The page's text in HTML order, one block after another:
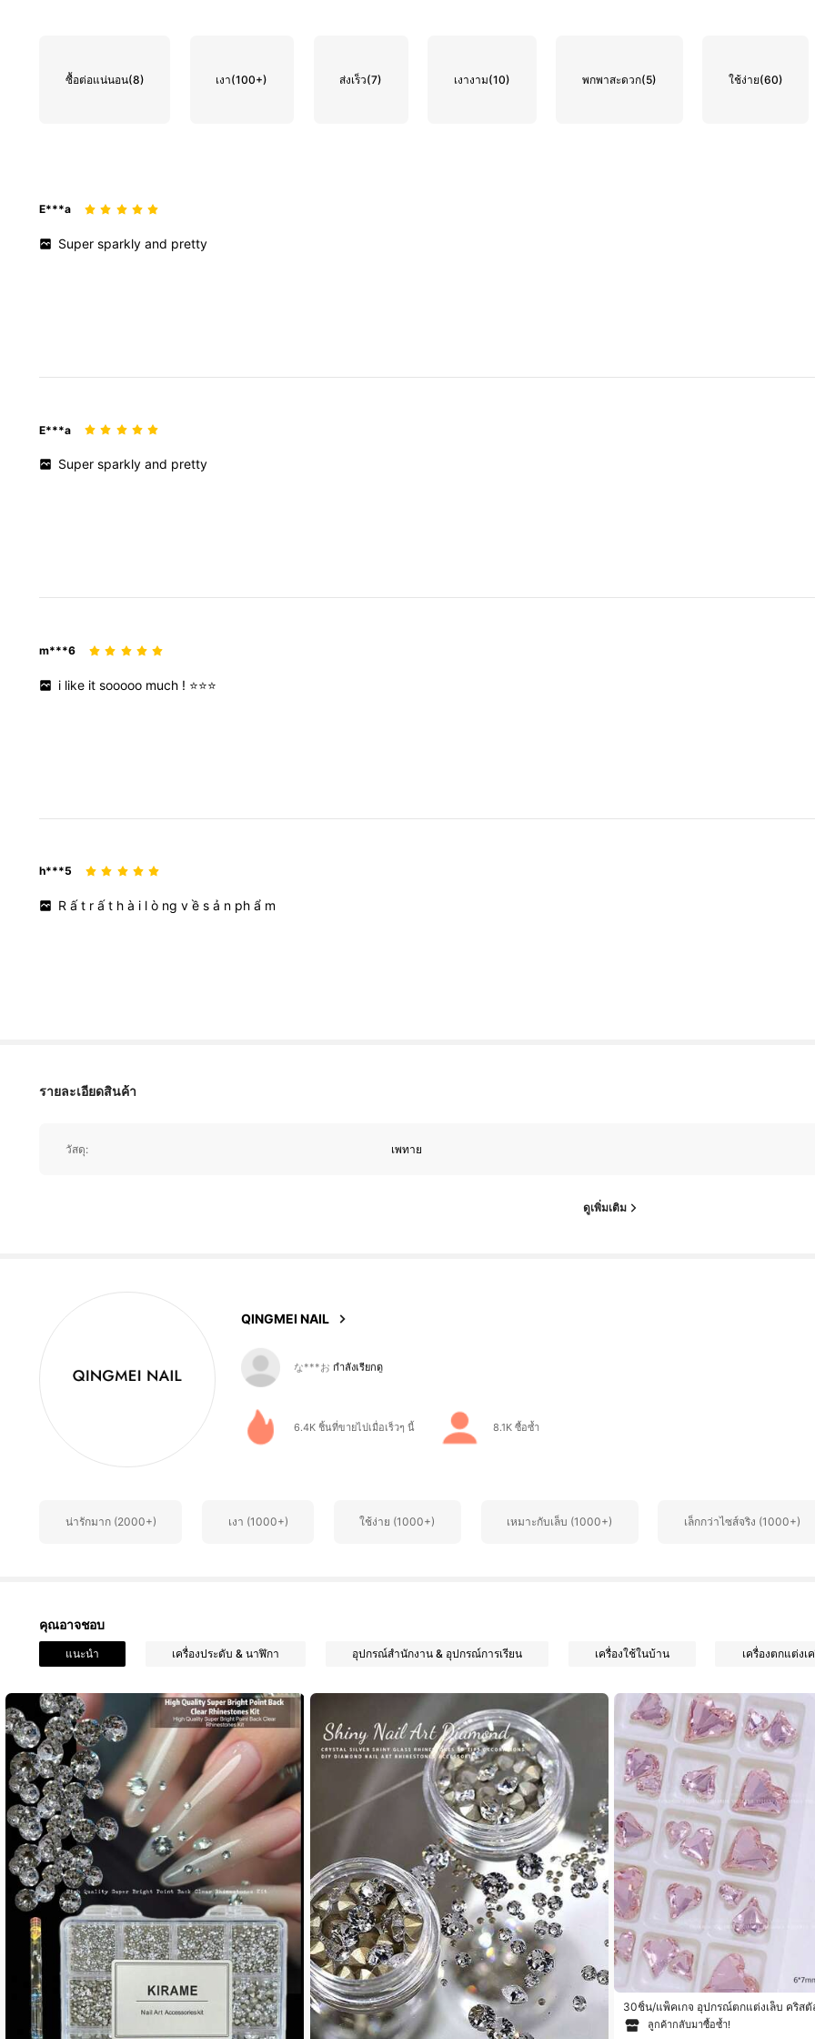
ซื้อต่อแน่นอน(8) เงา(100+) ส่งเร็ว(7) เงางาม(10) พกพาสะดวก(5) ใช้ง่าย(60)
E***a
Supersparklyand pretty
E***a
Supersparklyand pretty
m***6
i like itsooooo much ! ⭐️⭐️⭐️
h***5
Rất rất hà i lò ngvềsả n phẩ m
รายละเอียดสินค้า
วัสดุ: เพทาย
ดูเพิ่มเติม
QINGMEI NAIL
4.93
4.93
1.8K ผู้ติดตาม
4.93
1.8K ผู้ติดตาม
4.93
1.8K ผู้ติดตาม
6.4K ชิ้นที่ขายไปเมื่อเร็วๆ นี้ 8.1K ซื้อซ้ำ
น่ารักมาก (2000+) เงา (1000+) ใช้ง่าย (1000+) เหมาะกับเล็บ (1000+) เล็กกว่าไซส์จริง (1000+)
คุณอาจชอบ
แนะนำ เครื่องประดับ & นาฬิกา อุปกรณ์สำนักงาน & อุปกรณ์การเรียน เครื่องใช้ในบ้าน เครื่องตกแต่งเ
30ชิ้น/แพ็คเกจ อุปกรณ์ตกแต่งเล็บ คริสตั
9 รูปหัวใจอสมมาตร, ก้นแหลม ขนาดใหญ่/
ป็นประกายระยิบระยับ/สีขาว/เฉดสีชมพูแส
ลูกค้ากลับมาซื้อซ้ำ!